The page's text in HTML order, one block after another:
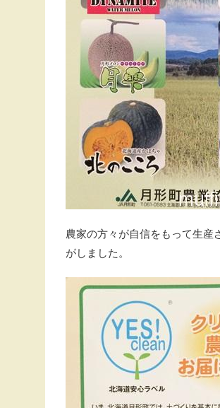
農家の方々が自信をもって生産
がしました。